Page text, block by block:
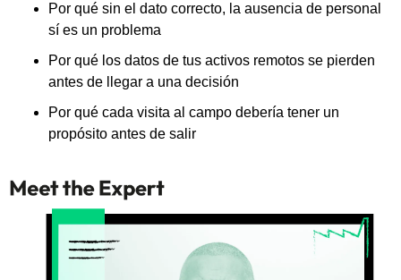
Por qué sin el dato correcto, la ausencia de personal
sí es un problema
Por qué los datos de tus activos remotos se pierden
antes de llegar a una decisión
Por qué cada visita al campo debería tener un
propósito antes de salir